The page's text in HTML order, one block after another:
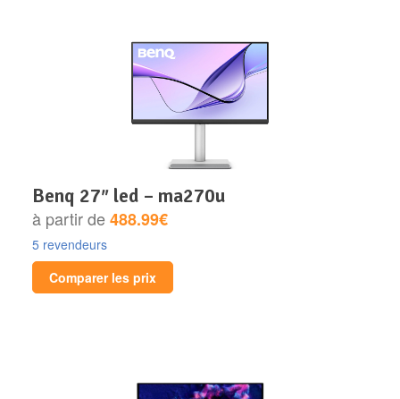
benq 27″ led – ma270u
à partir de488.99€
5 revendeurs
Comparer les prix